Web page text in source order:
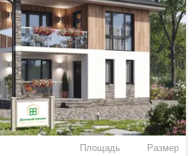
Площадь Размер